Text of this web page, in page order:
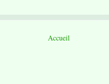
Accueil